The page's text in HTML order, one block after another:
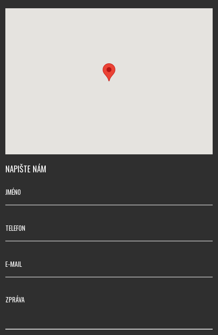
NAPIŠTE NÁM
JMÉNO
TELEFON
E-MAIL
ZPRÁVA